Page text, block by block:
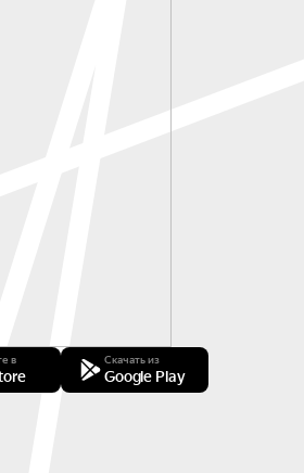
в Скачать из
Google Play